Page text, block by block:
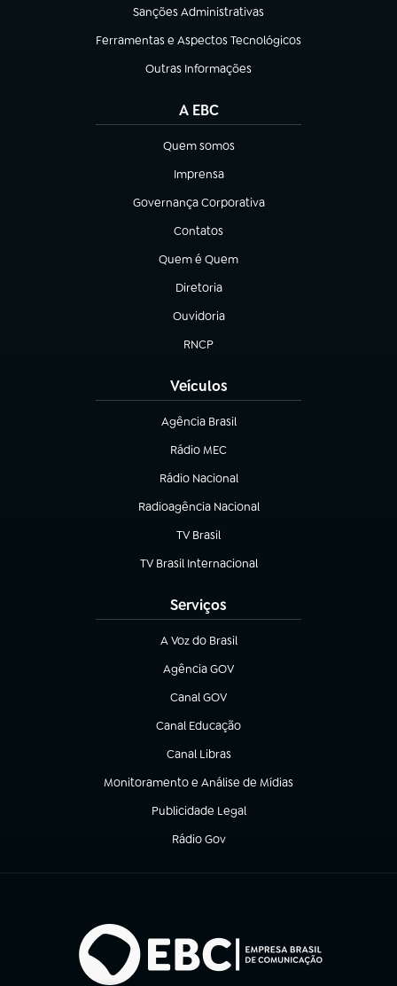
Sanções Administrativas
(abre em nova aba)
Ferramentas e Aspectos Tecnológicos
(abre em nova aba)
Outras Informações
(abre em nova aba)
A EBC
Quem somos
(abre em nova aba)
Imprensa
(abre em nova aba)
Governança Corporativa
(abre em nova aba)
Contatos
(abre em nova aba)
Quem é Quem
(abre em nova aba)
Diretoria
(abre em nova aba)
Ouvidoria
(abre em nova aba)
RNCP
(abre em nova aba)
Veículos
Agência Brasil
(abre em nova aba)
Rádio MEC
Rádio Nacional
(abre em nova aba)
Radioagência Nacional
(abre em nova aba)
TV Brasil
(abre em nova aba)
TV Brasil Internacional
(abre em nova aba)
Serviços
A Voz do Brasil
(abre em nova aba)
Agência GOV
(abre em nova aba)
Canal GOV
(abre em nova aba)
Canal Educação
(abre em nova aba)
Canal Libras
(abre em nova aba)
Monitoramento e Análise de Mídias
(abre em nova aba)
Publicidade Legal
(abre em nova aba)
Rádio Gov
(abre em nova aba)